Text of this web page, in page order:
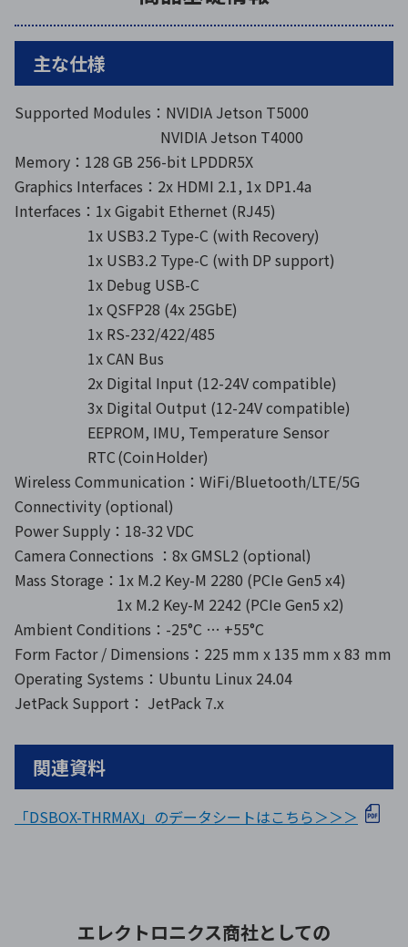
主な仕様
Supported Modules：NVIDIA Jetson T5000
NVIDIA Jetson T4000
Memory：128 GB 256-bit LPDDR5X
Graphics Interfaces：2x HDMI 2.1, 1x DP1.4a
Interfaces：1x Gigabit Ethernet (RJ45)
1x USB3.2 Type-C (with Recovery)
1x USB3.2 Type-C (with DP support)
1x Debug USB-C
1x QSFP28 (4x 25GbE)
1x RS-232/422/485
1x CAN Bus
2x Digital Input (12-24V compatible)
3x Digital Output (12-24V compatible)
EEPROM, IMU, Temperature Sensor
RTC (Coin Holder)
Wireless Communication：WiFi/Bluetooth/LTE/5G
Connectivity (optional)
Power Supply：18-32 VDC
Camera Connections ：8x GMSL2 (optional)
Mass Storage：1x M.2 Key-M 2280 (PCIe Gen5 x4)
1x M.2 Key-M 2242 (PCIe Gen5 x2)
Ambient Conditions：-25°C … +55°C
Form Factor / Dimensions：225 mm x 135 mm x 83 mm
Operating Systems：Ubuntu Linux 24.04
JetPack Support： JetPack 7.x
関連資料
「DSBOX-THRMAX」のデータシートはこちら＞＞＞
エレクトロニクス商社としての